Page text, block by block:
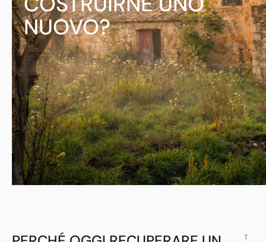
NUOVO?
T